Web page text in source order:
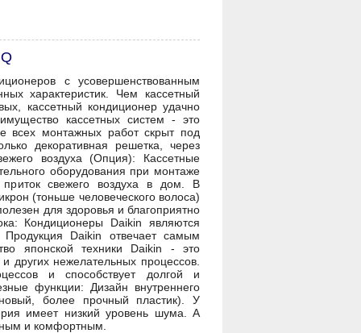
с усовершенствованным
характеристик. Чем кассетный
кассетный кондиционер удачно
кассетных систем - это
всех монтажных работ скрыт под
декоративная решетка, через
воздуха (Опция): Кассетные
оборудования при монтаже
приток свежего воздуха в дом. В
(тоньше человеческого волоса)
для здоровья и благоприятно
Кондиционеры Daikin являются
Продукция Daikin отвечает самым
японской техники Daikin - это
нежелательных процессов.
и способствует долгой и
функции: Дизайн внутреннего
более прочный пластик). У
имеет низкий уровень шума. А
и комфортным.